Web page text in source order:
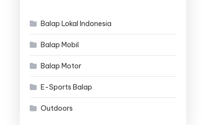
Balap Lokal Indonesia
Balap Mobil
Balap Motor
E-Sports Balap
Outdoors